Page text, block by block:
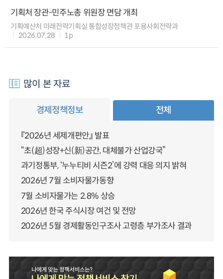
기획처 장관-민주노총 위원장 면담 개최
기획예산처 미래전략기획실 통합성장정책관 포용사회전략과
2026.07.28
1p
많이 본 자료
경제정책정보 전체
『2026년 세제개편안』 발표
“초(超)성장+신(新)공간, 대체불가 산업강국”
과기정통부, ‘누누티비 시즌2’에 강력 대응 의지 밝혀
2026년 7월 소비자물가동향
7월 소비자물가는 2.8% 상승
2026년 한국 주식시장 여건 및 전망
2026년 5월 경제활동인구조사 고령층 부가조사 결과